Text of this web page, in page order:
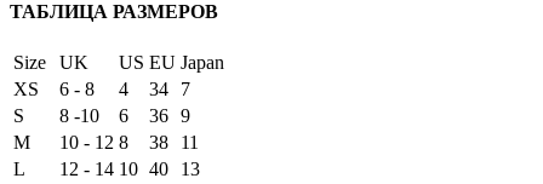
ТАБЛИЦА РАЗМЕРОВ
Size UK US EU Japan
XS
6 - 8 4 34
7
S
8 -10 6 36 9
M
10 - 12 8 38
11
L
12 - 14 10 40
13